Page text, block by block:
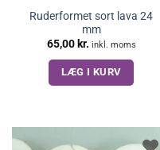
Ruderformet sort lava 24
mm
65,00 kr. inkl. moms
LÆG I KURV